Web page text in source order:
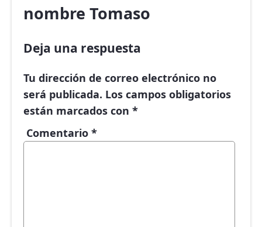
nombre Tomaso
Deja una respuesta
Tu dirección de correo electrónico no
será publicada. Los campos obligatorios
están marcados con *
Comentario *